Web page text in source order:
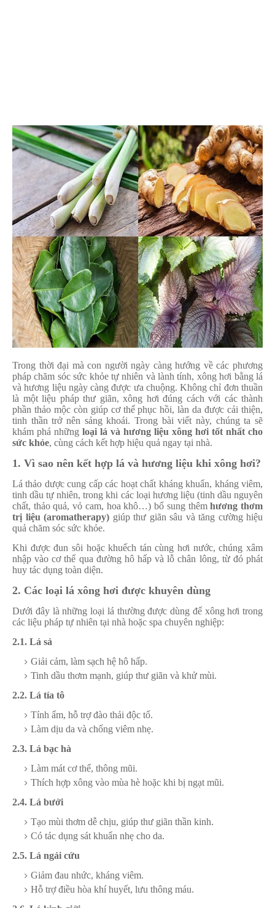
Trong thời đại mà con người ngày càng hướng về các phương
pháp chăm sóc sức khỏe tự nhiên và lành tính, xông hơi bằng lá
và hương liệu ngày càng được ưa chuộng. Không chỉ đơn thuần
là một liệu pháp thư giãn, xông hơi đúng cách với các thành
phần thảo mộc còn giúp cơ thể phục hồi, làn da được cải thiện,
tinh thần trở nên sảng khoái. Trong bài viết này, chúng ta sẽ
khám phá những loại lá và hương liệu xông hơi tốt nhất cho
sức khỏe, cùng cách kết hợp hiệu quả ngay tại nhà.
1. Vì sao nên kết hợp lá và hương liệu khi xông hơi?
Lá thảo dược cung cấp các hoạt chất kháng khuẩn, kháng viêm,
tinh dầu tự nhiên, trong khi các loại hương liệu (tinh dầu nguyên
chất, thảo quả, vỏ cam, hoa khô…) bổ sung thêmhương thơm
trị liệu (aromatherapy) giúp thư giãn sâu và tăng cường hiệu
quả chăm sóc sức khỏe.
Khi được đun sôi hoặc khuếch tán cùng hơi nước, chúng xâm
nhập vào cơ thể qua đường hô hấp và lỗ chân lông, từ đó phát
huy tác dụng toàn diện.
2. Các loại lá xông hơi được khuyên dùng
Dưới đây là những loại lá thường được dùng để xông hơi trong
các liệu pháp tự nhiên tại nhà hoặc spa chuyên nghiệp:
2.1. Lá sả
Giải cảm, làm sạch hệ hô hấp.
Tinh dầu thơm mạnh, giúp thư giãn và khử mùi.
2.2. Lá tía tô
Tính ấm, hỗ trợ đào thải độc tố.
Làm dịu da và chống viêm nhẹ.
2.3. Lá bạc hà
Làm mát cơ thể, thông mũi.
Thích hợp xông vào mùa hè hoặc khi bị ngạt mũi.
2.4. Lá bưởi
Tạo mùi thơm dễ chịu, giúp thư giãn thần kinh.
Có tác dụng sát khuẩn nhẹ cho da.
2.5. Lá ngải cứu
Giảm đau nhức, kháng viêm.
Hỗ trợ điều hòa khí huyết, lưu thông máu.